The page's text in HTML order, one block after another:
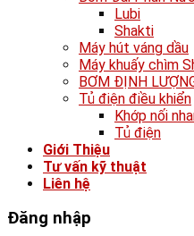
Lubi
Shakti
Máy hút váng dầu
Máy khuấy chìm
BƠM ĐỊNH
Tủ điện điều khiển
Khớp nối
Tủ điện
Giới Thiệu
Tư vấn kỹ thuật
Liên hệ
Đăng nhập